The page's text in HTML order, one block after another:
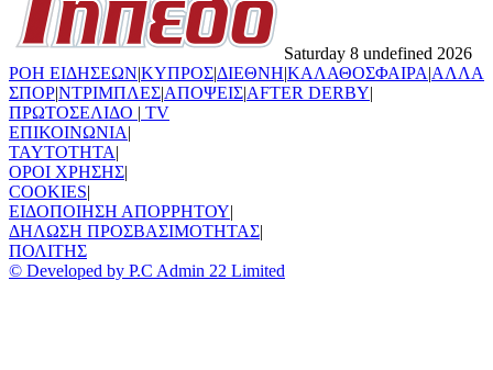
Saturday 8 undefined 2026
ΡΟΗ ΕΙΔΗΣΕΩΝ|ΚΥΠΡΟΣ|ΔΙΕΘΝΗ|ΚΑΛΑΘΟΣΦΑΙΡΑ|ΑΛΛΑ
ΣΠΟΡ|ΝΤΡΙΜΠΛΕΣ|ΑΠΟΨΕΙΣ|AFTER DERBY|
ΠΡΩΤΟΣΕΛΙΔΟ | TV
ΕΠΙΚΟΙΝΩΝΙΑ|
TAYTOTHTA|
ΟΡΟΙ ΧΡΗΣΗΣ|
COOKIES|
ΕΙΔΟΠΟΙΗΣΗ ΑΠΟΡΡΗΤΟΥ|
ΔΗΛΩΣΗ ΠΡΟΣΒΑΣΙΜΟΤΗΤΑΣ|
ΠΟΛΙΤΗΣ
© Developed by P.C Admin 22 Limited